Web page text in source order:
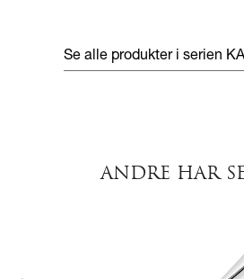
Se alle produkter i serien
ANDRE HAR